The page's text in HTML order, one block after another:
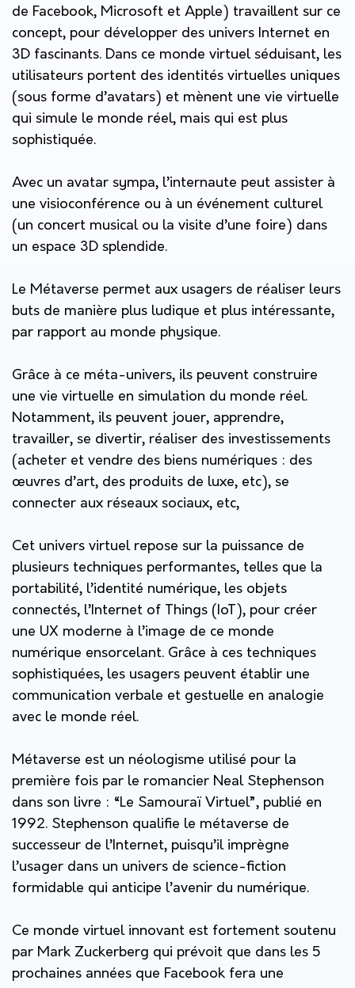
de Facebook, Microsoft et Apple) travaillent sur ce
concept, pour développer des univers Internet en
3D fascinants. Dans ce monde virtuel séduisant, les
utilisateurs portent des identités virtuelles uniques
(sous forme d’avatars) et mènent une vie virtuelle
qui simule le monde réel, mais qui est plus
sophistiquée.
Avec un avatar sympa, l’internaute peut assister à
une visioconférence ou à un événement culturel
(un concert musical ou la visite d’une foire) dans
un espace 3D splendide.
Le Métaverse permet aux usagers de réaliser leurs
buts de manière plus ludique et plus intéressante,
par rapport au monde physique.
Grâce à ce méta-univers, ils peuvent construire
une vie virtuelle en simulation du monde réel.
Notamment, ils peuvent jouer, apprendre,
travailler, se divertir, réaliser des investissements
(acheter et vendre des biens numériques : des
œuvres d’art, des produits de luxe, etc), se
connecter aux réseaux sociaux, etc,
Cet univers virtuel repose sur la puissance de
plusieurs techniques performantes, telles que la
portabilité, l’identité numérique, les objets
connectés, l’Internet of Things (IoT), pour créer
une UX moderne à l’image de ce monde
numérique ensorcelant. Grâce à ces techniques
sophistiquées, les usagers peuvent établir une
communication verbale et gestuelle en analogie
avec le monde réel.
Métaverse est un néologisme utilisé pour la
première fois par le romancier Neal Stephenson
dans son livre : “Le Samouraï Virtuel”, publié en
1992. Stephenson qualifie le métaverse de
successeur de l’Internet, puisqu’il imprègne
l’usager dans un univers de science-fiction
formidable qui anticipe l’avenir du numérique.
Ce monde virtuel innovant est fortement soutenu
par Mark Zuckerberg qui prévoit que dans les 5
prochaines années que Facebook fera une